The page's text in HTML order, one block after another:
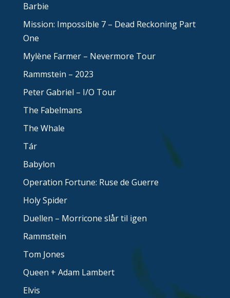
Barbie
Mission: Impossible 7 – Dead Reckoning Part
One
Mylène Farmer – Nevermore Tour
Rammstein – 2023
Peter Gabriel – I/O Tour
The Fabelmans
The Whale
Tár
Babylon
Operation Fortune: Ruse de Guerre
Holy Spider
Duellen – Morricone slår til igen
Rammstein
Tom Jones
Queen + Adam Lambert
Elvis